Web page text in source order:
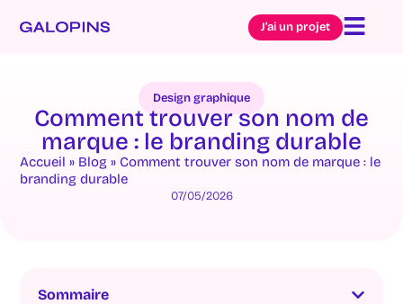
J’ai un projet
Design graphique
Comment trouver son nom de
marque : le branding durable
Accueil » Blog » Comment trouver son nom de marque : le
branding durable
07/05/2026
Sommaire